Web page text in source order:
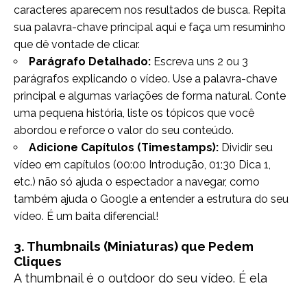
caracteres aparecem nos resultados de busca. Repita
sua palavra-chave principal aqui e faça um resuminho
que dê vontade de clicar.
Parágrafo Detalhado: Escreva uns 2 ou 3
parágrafos explicando o vídeo. Use a palavra-chave
principal e algumas variações de forma natural. Conte
uma pequena história, liste os tópicos que você
abordou e reforce o valor do seu conteúdo.
Adicione Capítulos (Timestamps): Dividir seu
vídeo em capítulos (00:00 Introdução, 01:30 Dica 1,
etc.) não só ajuda o espectador a navegar, como
também ajuda o Google a entender a estrutura do seu
vídeo. É um baita diferencial!
3. Thumbnails (Miniaturas) que Pedem
Cliques
A thumbnail é o outdoor do seu vídeo. É ela